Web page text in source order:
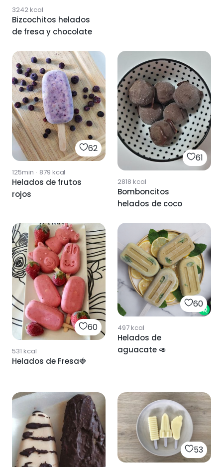
3242kcal
Bizcochitos helados
de fresa y chocolate
62
125min · 879 kcal
Helados de frutos
rojos
61
2818 kcal
Bomboncitos
helados de coco
60
531 kcal
Helados de Fresa🍓
60
497kcal
Helados de
aguacate 🥑
53